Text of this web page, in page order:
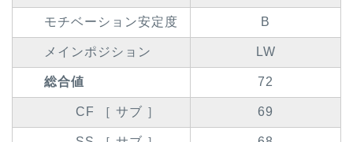
モチベーション安定度 B
メインポジション LW
総合値 72
CF ［ サブ ］ 69